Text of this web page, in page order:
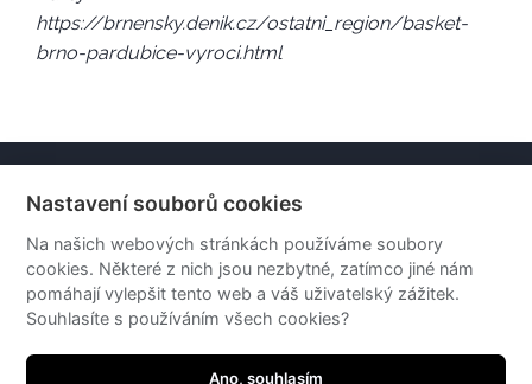
https://brnensky.denik.cz/ostatni_region/basket-
brno-pardubice-vyroci.html
Home
Vrcholové kluby
Kontakty
© Statutární město Brno
Nastavení souborů cookies
Na našich webových stránkách používáme soubory
cookies. Některé z nich jsou nezbytné, zatímco jiné nám
pomáhají vylepšit tento web a váš uživatelský zážitek.
Souhlasíte s používáním všech cookies?
Ano, souhlasím